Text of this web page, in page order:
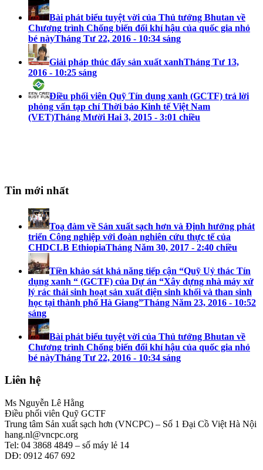
Bài phát biểu tuyệt vời của Thủ tướng Bhutan về
Chương trình Chống biến đổi khí hậu của quốc gia nhỏ
bé nàyTháng Tư 22, 2016 - 10:34 sáng
Giải pháp thúc đẩy sản xuất xanhTháng Tư 13,
2016 - 10:25 sáng
Điều phối viên Quỹ Tín dụng xanh (GCTF) trả lời
phỏng vấn tạp chí Thời báo Kinh tế Việt Nam
(VET)Tháng Mười Hai 3, 2015 - 3:01 chiều
Tin mới nhất
Toạ đàm về Sản xuất sạch hơn và Định hướng phát
triển Công nghiệp với đoàn nghiên cứu thực tế của
CHDCLB EthiopiaTháng Năm 30, 2017 - 2:40 chiều
Tiền khảo sát khả năng tiếp cận “Quỹ Uỷ thác Tín
dụng xanh “ (GCTF) của Dự án “Xây dựng nhà máy xử
lý rác thải sinh hoạt sản xuất điện sinh khối và than sinh
học tại thành phố Hà Giang”Tháng Năm 23, 2016 - 10:52
sáng
Bài phát biểu tuyệt vời của Thủ tướng Bhutan về
Chương trình Chống biến đổi khí hậu của quốc gia nhỏ
bé nàyTháng Tư 22, 2016 - 10:34 sáng
Liên hệ
Ms Nguyễn Lê Hằng
Điều phối viên Quỹ GCTF
Trung tâm Sản xuất sạch hơn (VNCPC) – Số 1 Đại Cồ Việt Hà Nội
hang.nl@vncpc.org
Tel: 04 3868 4849 – số máy lẻ 14
DĐ: 0912 467 692